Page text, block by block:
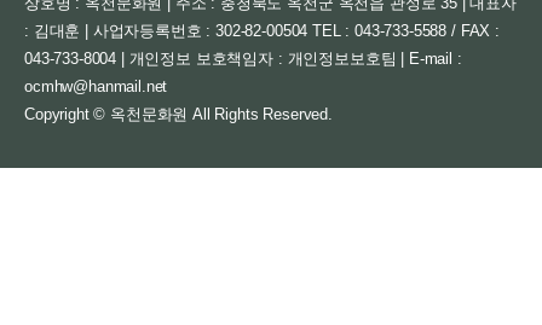
: 김대훈 | 사업자등록번호 : 302-82-00504TEL : 043-733-5588 / FAX :
043-733-8004 | 개인정보 보호책임자 : 개인정보보호팀 | E-mail :
ocmhw@hanmail.net
Copyright © 옥천문화원 All Rights Reserved.